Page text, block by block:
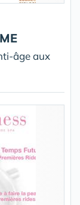
âge aux